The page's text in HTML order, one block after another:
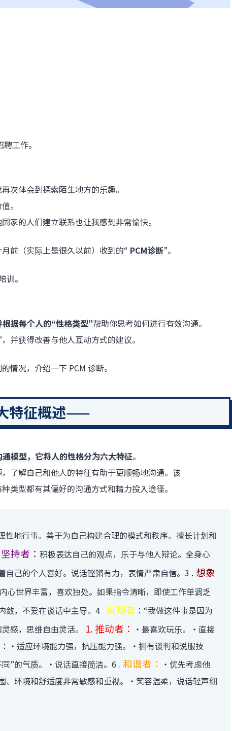
工作。
次体会到探索陌生地方的乐趣。
。
家的人们建立联系也让我感到非常愉快。
前（实际上是很久以前）收到的“ PCM诊断”。
。
据每个人的“性格类型”帮助你思考如何进行有效沟通。
并获得改善与他人互动方式的建议。
情况，介绍一下 PCM 诊断。
特征概述——
通模型，它将人的性格分为六大特征。
了解自己和他人的特征有助于更顺畅地沟通。该
类型都有其偏好的沟通方式和精力投入途径。
性地行事。善于为自己构建合理的模式和秩序。擅长计划和
持者：积极表达自己的观点，乐于与他人辩论。全身心
己的个人喜好。说话铿锵有力，表情严肃自信。3 . 想象
心世界丰富，喜欢独处。如果指令清晰，即使工作单调乏
敛，不爱在谈话中主导。4 . 反叛者 ：“我做这件事是因为
感，思维自由灵活。 1. 推动者： ・最喜欢玩乐。・直接
・适应环境能力强，抗压能力强。・拥有谈判和说服技
”的气质。・说话直接简洁。6 . 和谐者： ・优先考虑他
、环境和舒适度非常敏感和重视。・笑容温柔，说话轻声细